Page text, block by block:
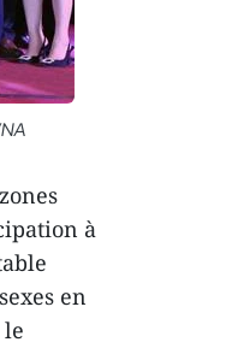
à
en